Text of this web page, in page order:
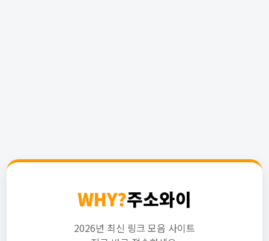
WHY?주소와이
2026년 최신 링크 모음 사이트